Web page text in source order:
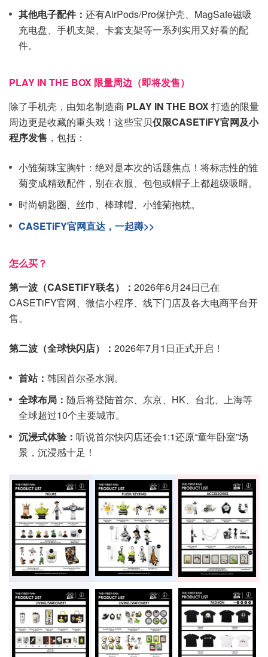
其他电子配件： 还有AirPods/Pro保护壳、MagSafe磁吸
充电盘、手机支架、卡套支架等一系列实用又好看的配
件。
PLAY IN THE BOX 限量周边（即将发售）
除了手机壳，由知名制造商 PLAY IN THE BOX打造的限量
周边更是收藏的重头戏！这些宝贝仅限CASETiFY官网及小
程序发售 ，包括：
小雏菊珠宝胸针：绝对是本次的话题焦点！将标志性的雏
菊变成精致配件，别在衣服、包包或帽子上都超级吸睛。
时尚钥匙圈、丝巾、棒球帽、小雏菊抱枕。
CASETiFY官网直达，一起蹲>>
怎么买？
第一波（CASETiFY联名）： 2026年6月24日已在
CASETiFY官网、微信小程序、线下门店及各大电商平台开
售。
第二波（全球快闪店）： 2026年7月1日正式开启！
首站： 韩国首尔圣水洞。
全球布局： 随后将登陆首尔、东京、HK、台北、上海等
全球超过10个主要城市。
沉浸式体验： 听说首尔快闪店还会1:1还原“童年卧室”场
景，沉浸感十足！